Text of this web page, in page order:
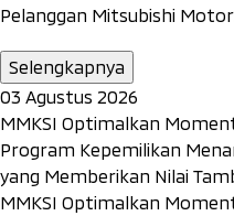
Pelanggan Mitsubishi
Selengkapnya
03 Agustus 2026
MMKSI Optimalkan
Program Kepemilikan
yang Memberikan Nilai
MMKSI Optimalkan